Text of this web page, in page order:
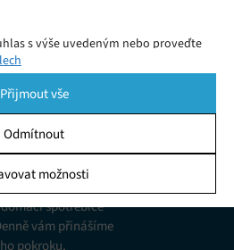
s výše uvedeným nebo proveďte
volby budou použity pouze na tomto
cookies nebo kliknutím na tlačítko
části obrazovky.
v zařízení, Porozumění
nebo kombinací údajů z
Přijmout vše
Odmítnout
možnosti
novinky
spotřebiče
vám přinášíme
pokroku,